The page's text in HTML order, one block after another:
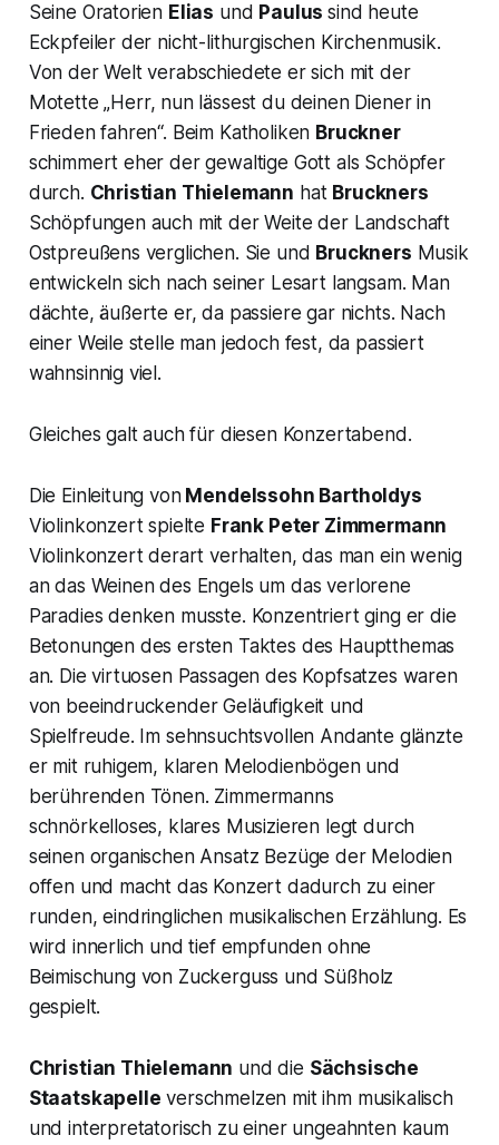
Seine Oratorien Elias und Paulus sind heute
Eckpfeiler der nicht-lithurgischen Kirchenmusik.
Von der Welt verabschiedete er sich mit der
Motette „Herr, nun lässest du deinen Diener in
Frieden fahren“. Beim Katholiken Bruckner
schimmert eher der gewaltige Gott als Schöpfer
durch. Christian Thielemann hat Bruckners
Schöpfungen auch mit der Weite der Landschaft
Ostpreußens verglichen. Sie und Bruckners Musik
entwickeln sich nach seiner Lesart langsam. Man
dächte, äußerte er, da passiere gar nichts. Nach
einer Weile stelle man jedoch fest, da passiert
wahnsinnig viel.
Gleiches galt auch für diesen Konzertabend.
Die Einleitung vonMendelssohn Bartholdys
Violinkonzert spielte Frank Peter Zimmermann
Violinkonzert derart verhalten, das man ein wenig
an das Weinen des Engels um das verlorene
Paradies denken musste. Konzentriert ging er die
Betonungen des ersten Taktes des Hauptthemas
an. Die virtuosen Passagen des Kopfsatzes waren
von beeindruckender Geläufigkeit und
Spielfreude. Im sehnsuchtsvollen Andante glänzte
er mit ruhigem, klaren Melodienbögen und
berührenden Tönen. Zimmermanns
schnörkelloses, klares Musizieren legt durch
seinen organischen Ansatz Bezüge der Melodien
offen und macht das Konzert dadurch zu einer
runden, eindringlichen musikalischen Erzählung. Es
wird innerlich und tief empfunden ohne
Beimischung von Zuckerguss und Süßholz
gespielt.
Christian Thielemann und die Sächsische
Staatskapelle verschmelzen mit ihm musikalisch
und interpretatorisch zu einer ungeahnten kaum